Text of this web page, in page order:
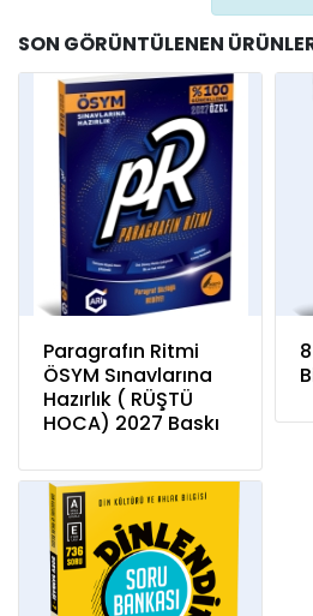
SON GÖRÜNTÜLENEN
Paragrafın Ritmi
ÖSYM Sınavlarına
Hazırlık ( RÜŞTÜ
HOCA) 2027 Baskı